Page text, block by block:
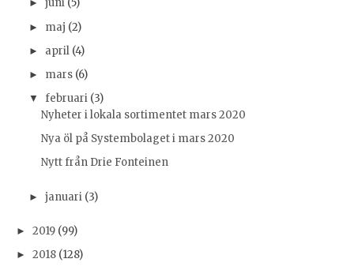
► juni (5)
► maj (2)
► april (4)
► mars (6)
▼ februari (3)
Nyheter i lokala sortimentet mars 2020
Nya öl på Systembolaget i mars 2020
Nytt från Drie Fonteinen
► januari (3)
► 2019 (99)
► 2018 (128)